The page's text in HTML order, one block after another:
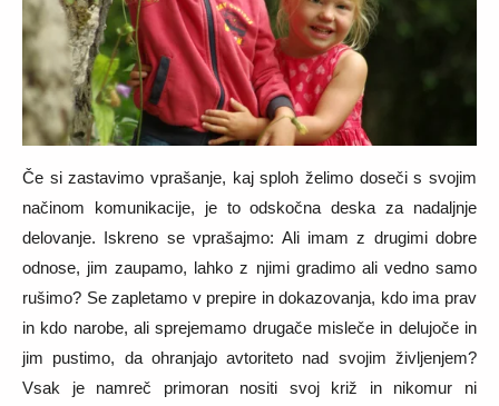
Če si zastavimo vprašanje, kaj sploh želimo doseči s svojim
načinom komunikacije, je to odskočna deska za nadaljnje
delovanje. Iskreno se vprašajmo: Ali imam z drugimi dobre
odnose, jim zaupamo, lahko z njimi gradimo ali vedno samo
rušimo? Se zapletamo v prepire in dokazovanja, kdo ima prav
in kdo narobe, ali sprejemamo drugače misleče in delujoče in
jim pustimo, da ohranjajo avtoriteto nad svojim življenjem?
Vsak je namreč primoran nositi svoj križ in nikomur ni